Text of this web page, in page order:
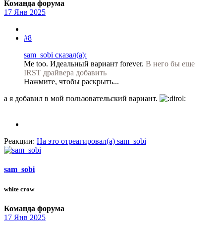
Команда форума
17 Янв 2025
#8
sam_sobi сказал(а):
Me too. Идеальный вариант forever. В него бы еще
IRST драйвера добавить
Нажмите, чтобы раскрыть...
а я добавил в мой пользовательский вариант.
Реакции: На это отреагировал(а) sam_sobi
sam_sobi
white crow
Команда форума
17 Янв 2025